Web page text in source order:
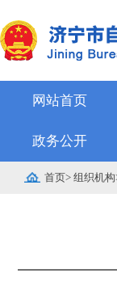
网站首页
政务公开
首页> 组织机构